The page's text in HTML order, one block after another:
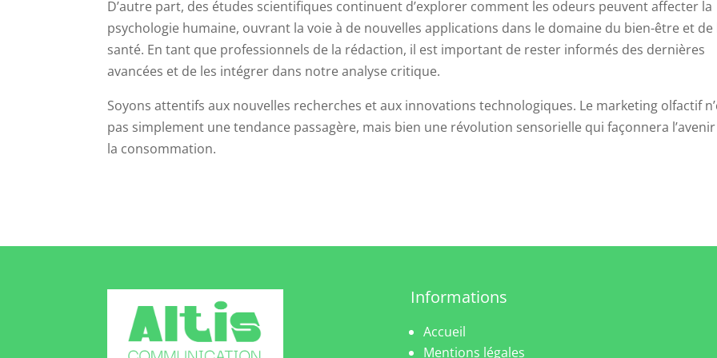
D’autre part, des études scientifiques continuent d’explorer comment les odeurs peuvent affecter la
psychologie humaine, ouvrant la voie à de nouvelles applications dans le domaine du bien-être et de
santé. En tant que professionnels de la rédaction, il est important de rester informés des dernières
avancées et de les intégrer dans notre analyse critique.
Soyons attentifs aux nouvelles recherches et aux innovations technologiques. Le marketing olfactif
pas simplement une tendance passagère, mais bien une révolution sensorielle qui façonnera
la consommation.
Informations
Accueil
Mentions légales